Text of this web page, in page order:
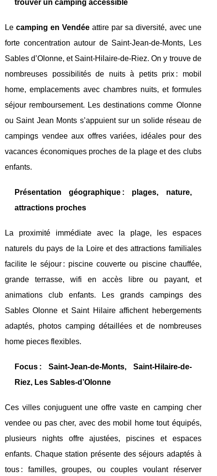
trouver un camping accessible
Lecamping en Vendée attire par sa diversité, avec une
forte concentration autour de Saint-Jean-de-Monts, Les
Sables d’Olonne, et Saint-Hilaire-de-Riez. On y trouve de
nombreuses possibilités de nuits à petits prix : mobil
home, emplacements avec chambres nuits, et formules
séjour remboursement. Les destinations comme Olonne
ou Saint Jean Monts s’appuient sur un solide réseau de
campings vendee aux offres variées, idéales pour des
vacances économiques proches de la plage et des clubs
enfants.
Présentation géographique : plages, nature,
attractions proches
La proximité immédiate avec la plage, les espaces
naturels du pays de la Loire et des attractions familiales
facilite le séjour : piscine couverte ou piscine chauffée,
grande terrasse, wifi en accès libre ou payant, et
animations club enfants. Les grands campings des
Sables Olonne et Saint Hilaire affichent hebergements
adaptés, photos camping détaillées et de nombreuses
home pieces flexibles.
Focus : Saint-Jean-de-Monts, Saint-Hilaire-de-
Riez, Les Sables-d’Olonne
Ces villes conjuguent une offre vaste en camping cher
vendee ou pas cher, avec des mobil home tout équipés,
plusieurs nights offre ajustées, piscines et espaces
enfants. Chaque station présente des séjours adaptés à
tous : familles, groupes, ou couples voulant réserver